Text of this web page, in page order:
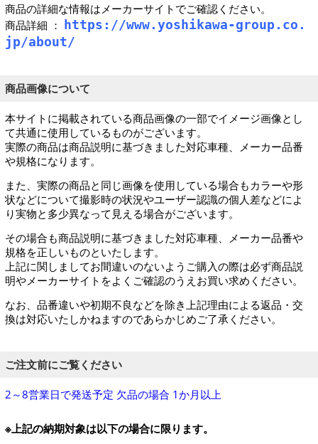
商品の詳細な情報はメーカーサイトでご確認ください。
商品詳細 ：
https://www.yoshikawa-group.co.
jp/about/
商品画像について
本サイトに掲載されている商品画像の一部でイメージ画像とし
て共通に使用しているものがございます。
実際の商品は商品説明に基づきました対応車種、メーカー品番
や規格になります。
また、実際の商品と同じ画像を使用している場合もカラーや形
状などについて撮影時の状況やユーザー認識の個人差などによ
り実物と多少異なって見える場合がございます。
その場合も商品説明に基づきました対応車種、メーカー品番や
規格を正しいものといたします。
上記に関しましてお間違いのないようご購入の際は必ず商品説
明やメーカーサイトをよくご確認のうえお買い求めください。
なお、品番違いや初期不良などを除き上記理由による返品・交
換は対応いたしかねますのであらかじめご了承ください。
ご注文前にご覧ください
2～8営業日で発送予定 欠品の場合 1か月以上
※上記の納期対象は以下の場合に限ります。